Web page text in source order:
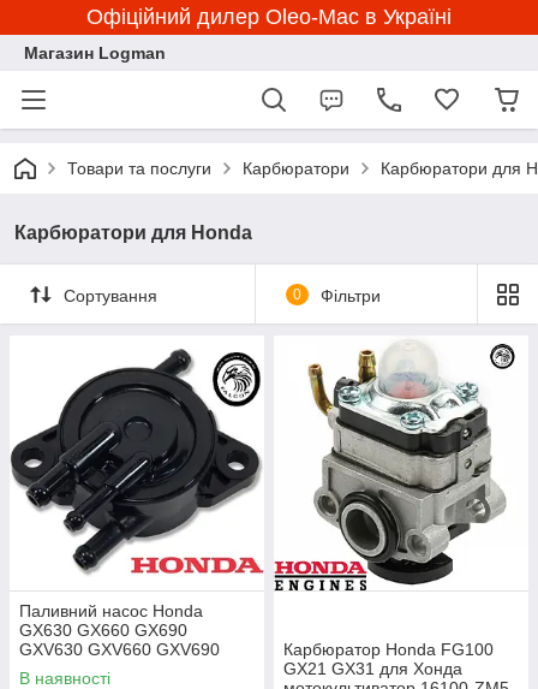
Офіційний дилер Oleo-Mac в Україні
Магазин Logman
Товари та послуги Карбюратори Карбюратори для
Карбюратори для Honda
Сортування 0 Фільтри
Паливний насос Honda
GX630 GX660 GX690
GXV630 GXV660 GXV690
GX630R GX660R GX690R
В наявності
Карбюратор Honda FG100
GX21 GX31 для Хонда